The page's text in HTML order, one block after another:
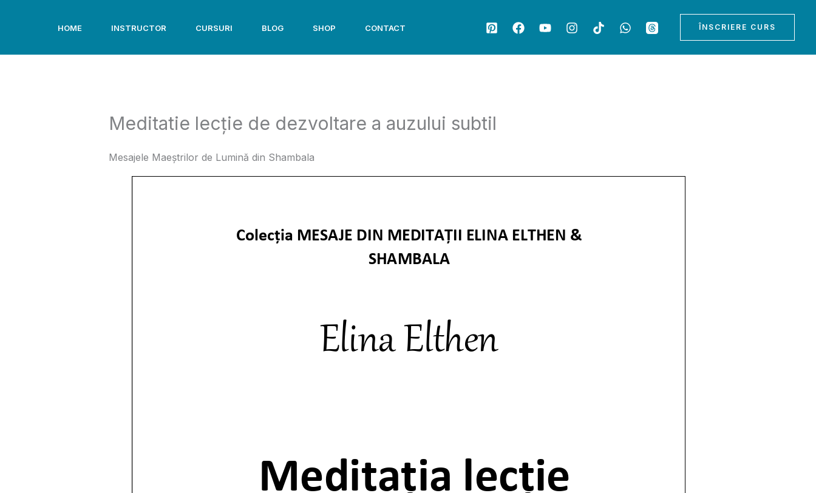
HOME INSTRUCTOR CURSURI BLOG SHOP CONTACT ÎNSCRIERE CURS
Meditatie lecție de dezvoltare a auzului subtil
Mesajele Maeștrilor de Lumină din Shambala